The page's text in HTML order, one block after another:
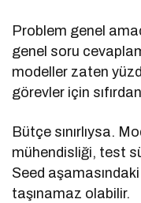
Problem genel
genel soru
modeller zaten
görevler için
Bütçe sınırlıysa.
mühendisliği, test
Seed
taşınamaz olabilir.